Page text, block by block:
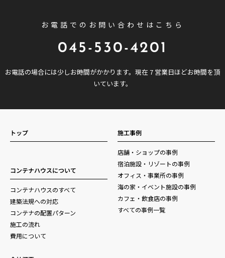
お電話でのお問い合わせはこちら
045-530-4201
お電話の場合には少しお時間がかかります。現在 7 営業日ほどお時間を頂
いています。
トップ
コンテナハウスについて
コンテナハウスのすべて
建築法規への対応
コンテナの配置パターン
施工の流れ
費用について
施工事例
店舗・ショップの事例
宿泊施設・リゾートの事例
オフィス・事業所の事例
海の家・イベント施設の事例
カフェ・飲食店の事例
すべての事例一覧